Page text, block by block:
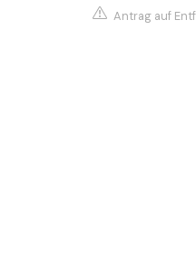
Antrag auf